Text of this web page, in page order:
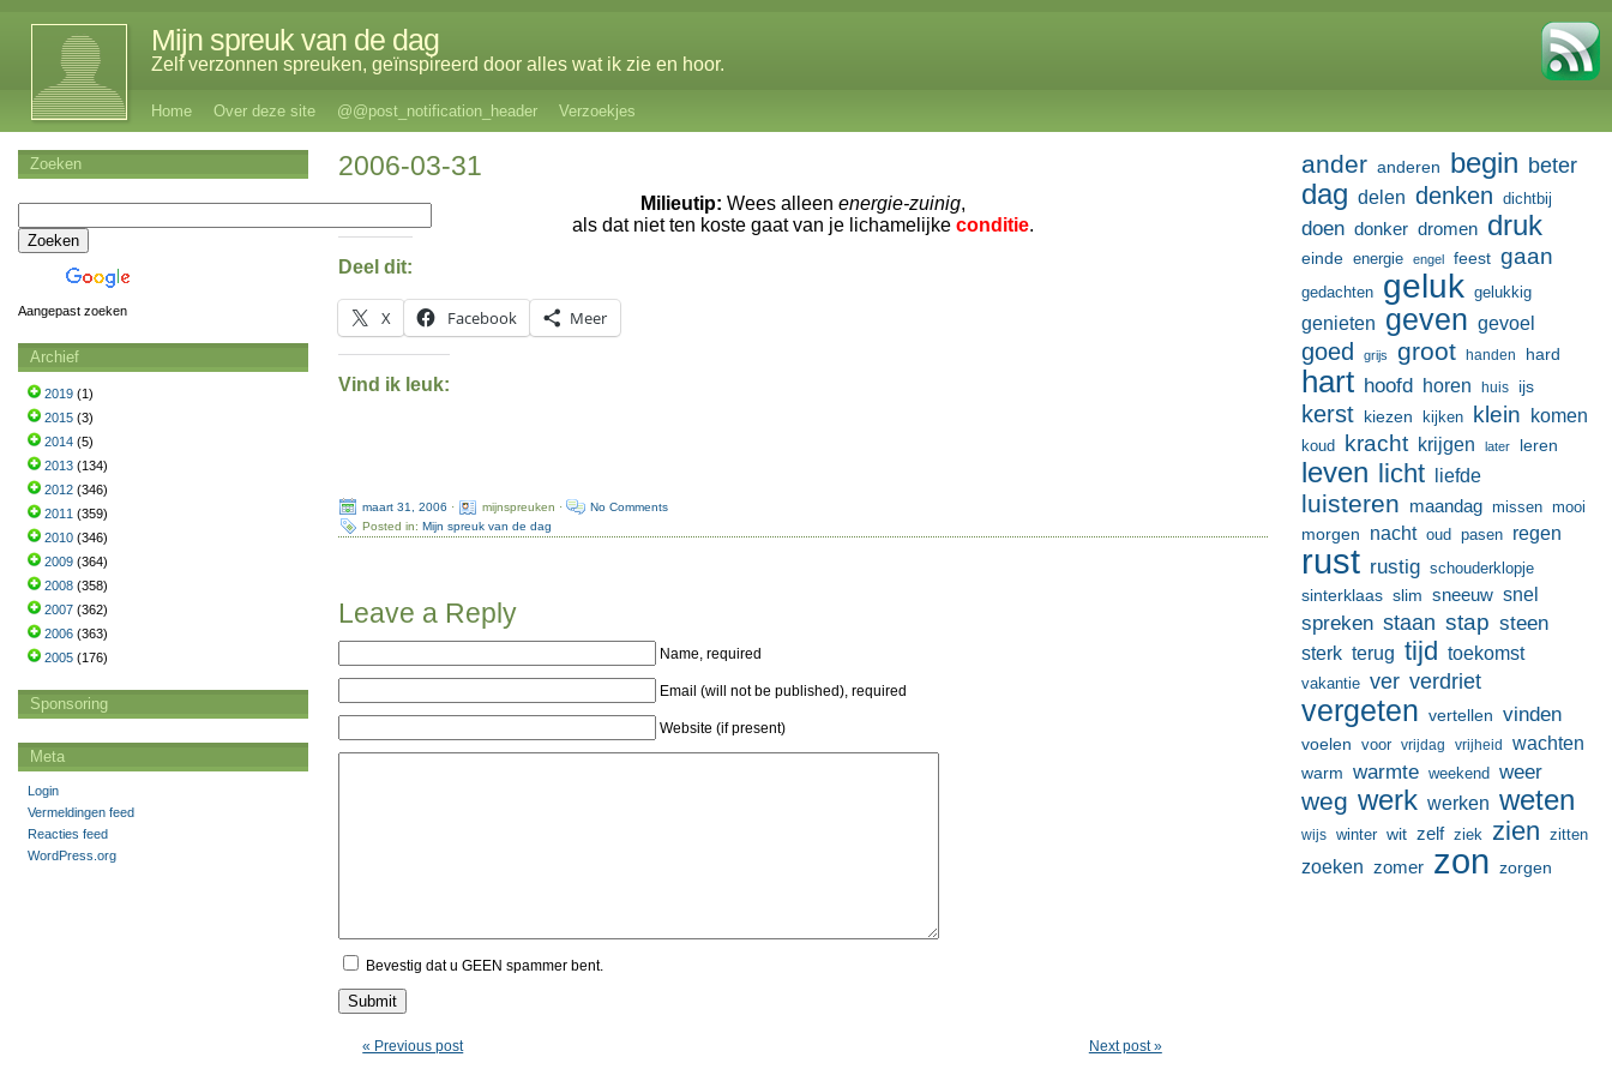
Mijn spreuk van de dag
Zelf verzonnen spreuken, geïnspireerd door alles wat ik zie en hoor.
Home Over deze site @@post_notification_header Verzoekjes
2006-03-31
Milieutip: Wees alleenenergie-zuinig,
als dat niet ten koste gaat van je lichamelijkeconditie.
Deel dit:
X Facebook Meer
Vind ik leuk:
maart 31, 2006 · mijnspreuken ·
No Comments
Posted in:Mijn spreuk van de dag
Leave a Reply
Name, required
Email (will not be published), required
Website (if present)
Bevestig dat u GEEN spammer bent.
« Previous post Next post »
ander anderen begin beter
dag delen denken dichtbij
doen donker dromen druk
einde energie engel feest gaan
gedachten geluk gelukkig
genieten geven gevoel
goed grijs groot handen hard
hart hoofd horen huis ijs
kerst kiezen kijken klein komen
koud kracht krijgen later leren
leven licht liefde
luisteren maandag missen mooi
morgen nacht oud pasen regen
rust rustig schouderklopje
sinterklaas slim sneeuw snel
spreken staan stap steen
sterk terug tijd toekomst
vakantie ver verdriet
vergeten vertellen vinden
voelen voor vrijdag vrijheid wachten
warm warmte weekend weer
weg werk werken weten
wijs winter wit zelf ziek zien zitten
zoeken zomer zon zorgen
Zoeken
Aangepast zoeken
Archief
2019 (1)
2015 (3)
2014 (5)
2013 (134)
2012 (346)
2011 (359)
2010 (346)
2009 (364)
2008 (358)
2007 (362)
2006 (363)
2005 (176)
Sponsoring
Meta
Login
Vermeldingen feed
Reacties feed
WordPress.org